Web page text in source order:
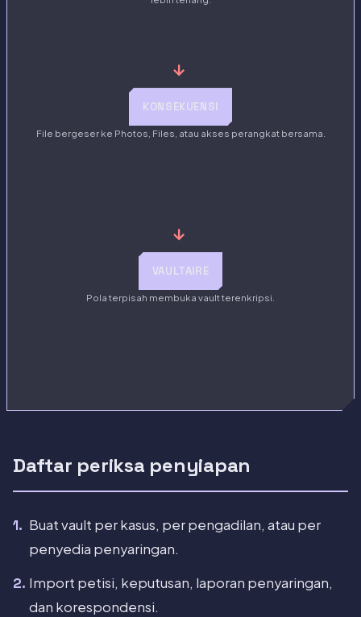
→
KONSEKUENSI
File bergeser ke Photos, Files, atau akses perangkat bersama.
→
VAULTAIRE
Pola terpisah membuka vault terenkripsi.
Daftar periksa penyiapan
Buat vault per kasus, per pengadilan, atau per
penyedia penyaringan.
Import petisi, keputusan, laporan penyaringan,
dan korespondensi.